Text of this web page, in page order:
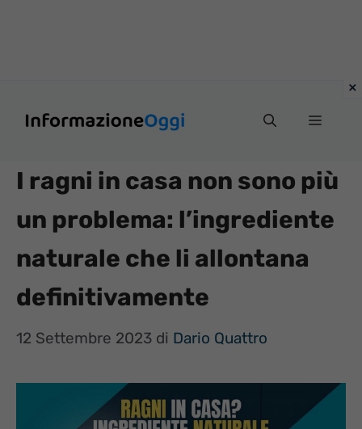
Menu
I ragni in casa non sono più
un problema: l’ingrediente
naturale che li allontana
definitivamente
12 Settembre 2023 di Dario Quattro